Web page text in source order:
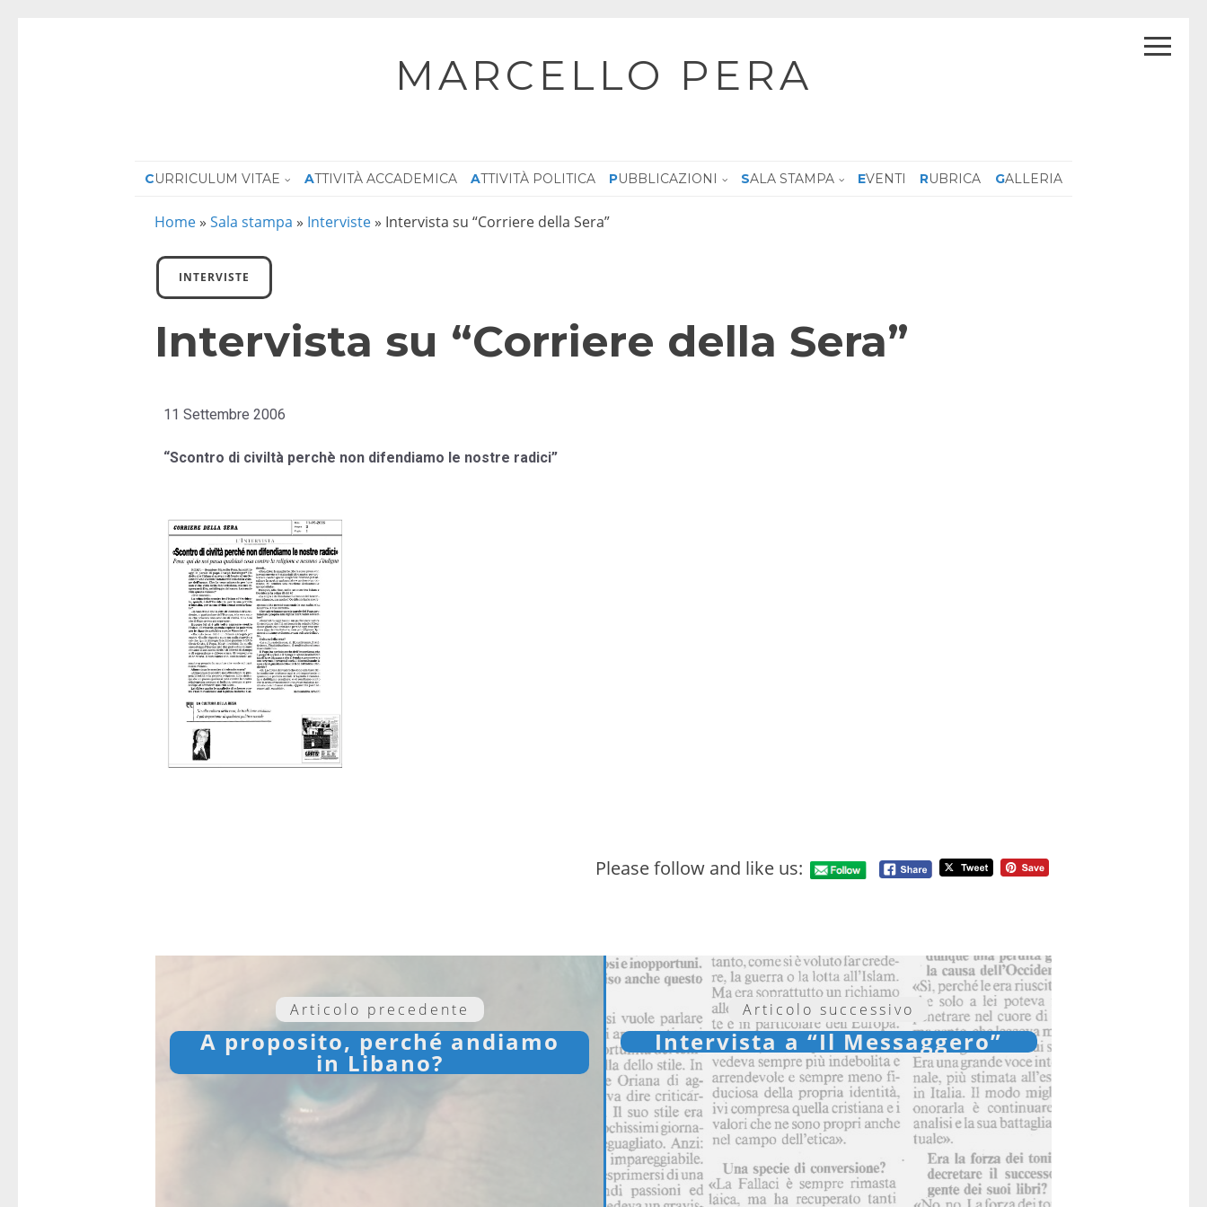
MARCELLO PERA
CURRICULUM VITAE ATTIVITÀ ACCADEMICA ATTIVITÀ POLITICA PUBBLICAZIONI SALA STAMPA EVENTI RUBRICA GALLERIA
Home » Sala stampa » Interviste » Intervista su “Corriere della Sera”
INTERVISTE
Intervista su “Corriere della Sera”
11 Settembre 2006
“Scontro di civiltà perchè non difendiamo le nostre radici”
Please follow and like us:
Articolo precedente
A proposito, perché andiamo
in Libano?
Articolo successivo
Intervista a “Il Messaggero”